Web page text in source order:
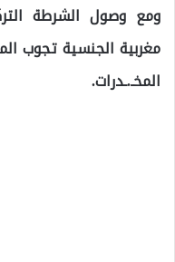
ومع وصول الشرطة
مغربية الجنسية تجوب
المخـ.ـدرات.